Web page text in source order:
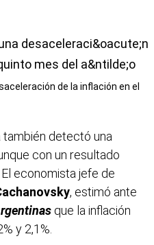
de la inflación en el
también detectó una
con un resultado
economista jefe de
, estimó ante
que la inflación
y 2,1%.